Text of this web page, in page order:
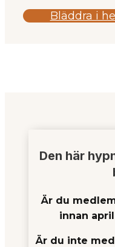
Bläddra i
Den här
Är du
innan
Är du inte